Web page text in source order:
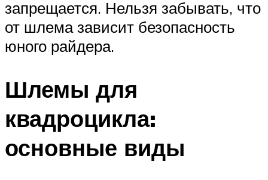
запрещается. Нельзя забывать, что
от шлема зависит безопасность
юного райдера.
Шлемы для
квадроцикла:
основные виды